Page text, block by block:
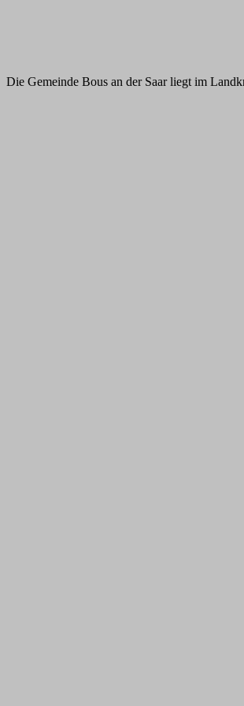
Die Gemeinde Bous an der Saar liegt im